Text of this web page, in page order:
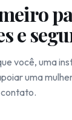
e
você, uma
uma
contato.